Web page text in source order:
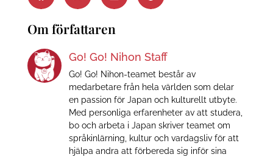
Om författaren
Go! Go! Nihon Staff
Go! Go! Nihon-teamet består av
medarbetare från hela världen som delar
en passion för Japan och kulturellt utbyte.
Med personliga erfarenheter av att studera,
bo och arbeta i Japan skriver teamet om
språkinlärning, kultur och vardagsliv för att
hjälpa andra att förbereda sig inför sina